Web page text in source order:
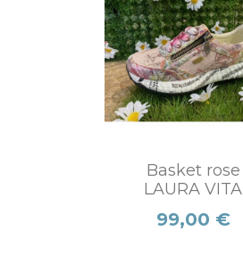
Basket rose
LAURA VITA
Prix
99,00 €